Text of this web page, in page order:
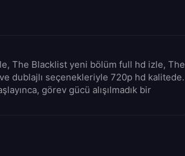
The Blacklist yeni bölüm full hd izle, The
dublajlı seçenekleriyle 720p hd kalitede.
görev gücü alışılmadık bir